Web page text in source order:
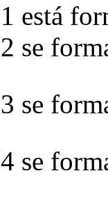
1 está
2 se
3 se
4 se